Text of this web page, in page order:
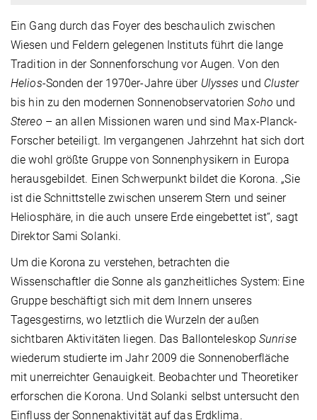
Ein Gang durch das Foyer des beschaulich zwischen
Wiesen und Feldern gelegenen Instituts führt die lange
Tradition in der Sonnenforschung vor Augen. Von den
Helios-Sonden der 1970er-Jahre über Ulysses und Cluster
bis hin zu den modernen SonnenobservatorienSoho und
Stereo – an allen Missionen waren und sind Max-Planck-
Forscher beteiligt. Im vergangenen Jahrzehnt hat sich dort
die wohl größte Gruppe von Sonnenphysikern in Europa
herausgebildet. Einen Schwerpunkt bildet die Korona. „Sie
ist die Schnittstelle zwischen unserem Stern und seiner
Heliosphäre, in die auch unsere Erde eingebettet ist“, sagt
Direktor Sami Solanki.
Um die Korona zu verstehen, betrachten die
Wissenschaftler die Sonne als ganzheitliches System: Eine
Gruppe beschäftigt sich mit dem Innern unseres
Tagesgestirns, wo letztlich die Wurzeln der außen
sichtbaren Aktivitäten liegen. Das BallonteleskopSunrise
wiederum studierte im Jahr 2009 die Sonnenoberfläche
mit unerreichter Genauigkeit. Beobachter und Theoretiker
erforschen die Korona. Und Solanki selbst untersucht den
Einfluss der Sonnenaktivität auf das Erdklima.